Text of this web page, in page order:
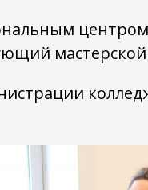
мастерской